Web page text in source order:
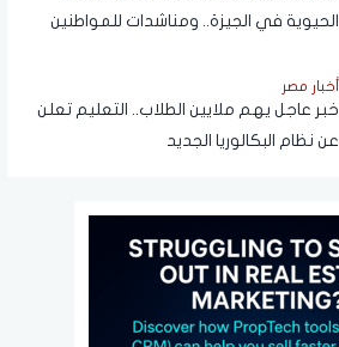
الحيوية في الجيزة.. ومناشدات للمواطنين
أخبار مصر
خبر عاجل يهم ملايين الطلاب.. التعليم تعلن
عن نظام البكالوريا الجديد